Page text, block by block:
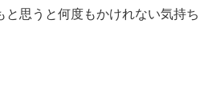
と思うと何度もかけれない気持ち